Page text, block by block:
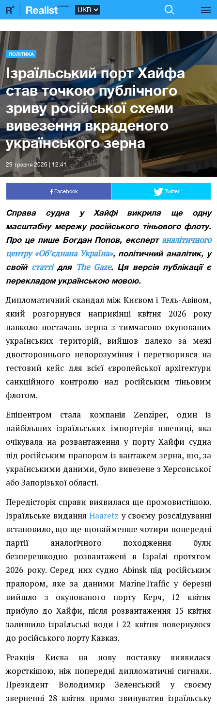
ПОЛІТИКА
Ізраїльський порт Хайфа
став точкою публічного
зриву російської схеми
вивезення вкраденого
українського зерна
29 травня 2026 | 12:41
Facebook Twitter
Справа судна у Хайфі викрила ще одну
масштабну мережу російського тіньового флоту.
Про це пише Богдан Попов, експерт аналітичного
центру «Об’єднана Україна», політичний аналітик, у
своїй статтідля The Gaze. Ця версія публікації є
перекладом українською мовою.
Дипломатичний скандал між Києвом і Тель-Авівом,
який розгорнувся наприкінці квітня 2026 року
навколо постачань зерна з тимчасово окупованих
українських територій, вийшов далеко за межі
двостороннього непорозуміння і перетворився на
тестовий кейс для всієї європейської архітектури
санкційного контролю над російським тіньовим
флотом.
Епіцентром стала компанія Zenziper, один із
найбільших ізраїльських імпортерів пшениці, яка
очікувала на розвантаження у порту Хайфи судна
під російським прапором із вантажем зерна, що, за
українськими даними, було вивезене з Херсонської
або Запорізької області.
Передісторія справи виявилася ще промовистішою.
Ізраїльське виданняHaaretz у своєму розслідуванні
встановило, що ще щонайменше чотири попередні
партії аналогічного походження були
безперешкодно розвантажені в Ізраїлі протягом
2026 року. Серед них судно Abinsk під російським
прапором, яке за даними MarineTraffic у березні
вийшло з окупованого порту Керч, 12 квітня
прибуло до Хайфи, після розвантаження 15 квітня
залишило ізраїльські води і 22 квітня повернулося
до російського порту Кавказ.
Реакція Києва на нову поставку виявилася
жорсткішою, ніж попередні дипломатичні сигнали.
Президент Володимир Зеленський у своєму
зверненні 28 квітня прямо звинуватив ізраїльську